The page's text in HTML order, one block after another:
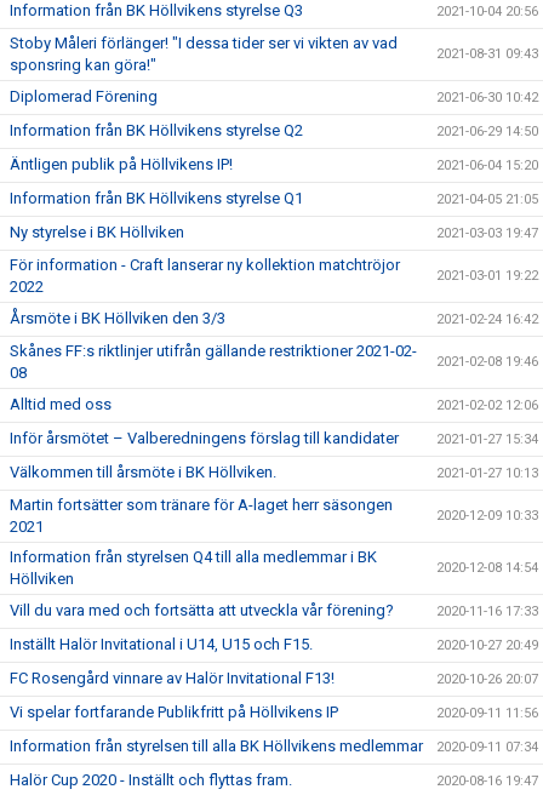
Information från BK Höllvikens styrelse Q3 2021-10-04 20:56
Stoby Måleri förlänger! "I dessa tider ser vi vikten av vad
sponsring kan göra!"
2021-08-31 09:43
Diplomerad Förening 2021-06-30 10:42
Information från BK Höllvikens styrelse Q2 2021-06-29 14:50
Äntligen publik på Höllvikens IP! 2021-06-04 15:20
Information från BK Höllvikens styrelse Q1 2021-04-05 21:05
Ny styrelse i BK Höllviken 2021-03-03 19:47
För information - Craft lanserar ny kollektion matchtröjor
2022
2021-03-01 19:22
Årsmöte i BK Höllviken den 3/3 2021-02-24 16:42
Skånes FF:s riktlinjer utifrån gällande restriktioner 2021-02-
08
2021-02-08 19:46
Alltid med oss 2021-02-02 12:06
Inför årsmötet – Valberedningens förslag till kandidater 2021-01-27 15:34
Välkommen till årsmöte i BK Höllviken. 2021-01-27 10:13
Martin fortsätter som tränare för A-laget herr säsongen
2021
2020-12-09 10:33
Information från styrelsen Q4 till alla medlemmar i BK
Höllviken
2020-12-08 14:54
Vill du vara med och fortsätta att utveckla vår förening? 2020-11-16 17:33
Inställt Halör Invitational i U14, U15 och F15. 2020-10-27 20:49
FC Rosengård vinnare av Halör Invitational F13! 2020-10-26 20:07
Vi spelar fortfarande Publikfritt på Höllvikens IP 2020-09-11 11:56
Information från styrelsen till alla BK Höllvikens medlemmar 2020-09-11 07:34
Halör Cup 2020 - Inställt och flyttas fram. 2020-08-16 19:47